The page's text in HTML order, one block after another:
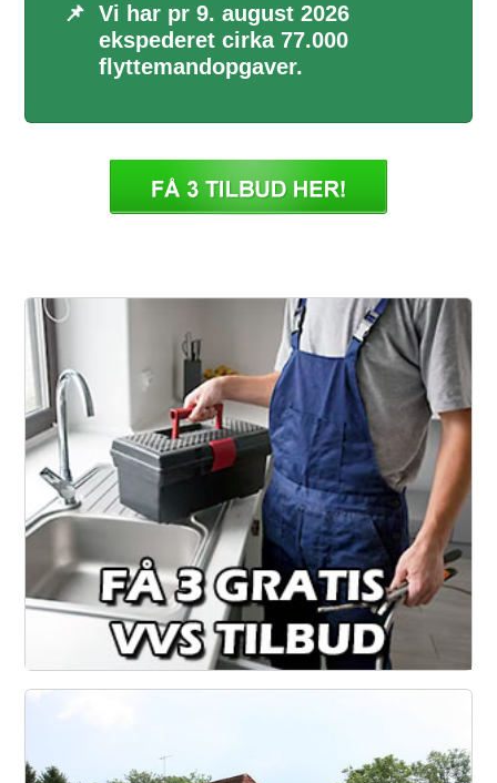
📌 Vi har pr 9. august 2026
ekspederet cirka 77.000
flyttemandopgaver.